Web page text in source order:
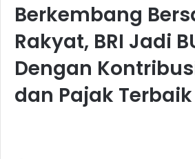
Berkembang
Rakyat, BRI Jadi
Dengan
dan Pajak Terbaik